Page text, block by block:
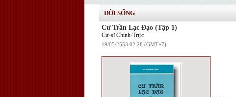
ĐỜI SỐNG
Cư Trần Lạc Ðạo (Tập 1)
Cư-sĩ Chính-Trực
19/05/2553 02:28 (GMT+7)